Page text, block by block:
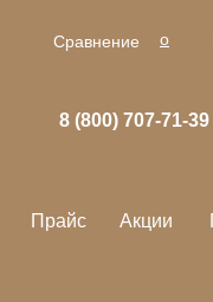
Сравнение о
Прайс Акции
8 (800) 707-71-39